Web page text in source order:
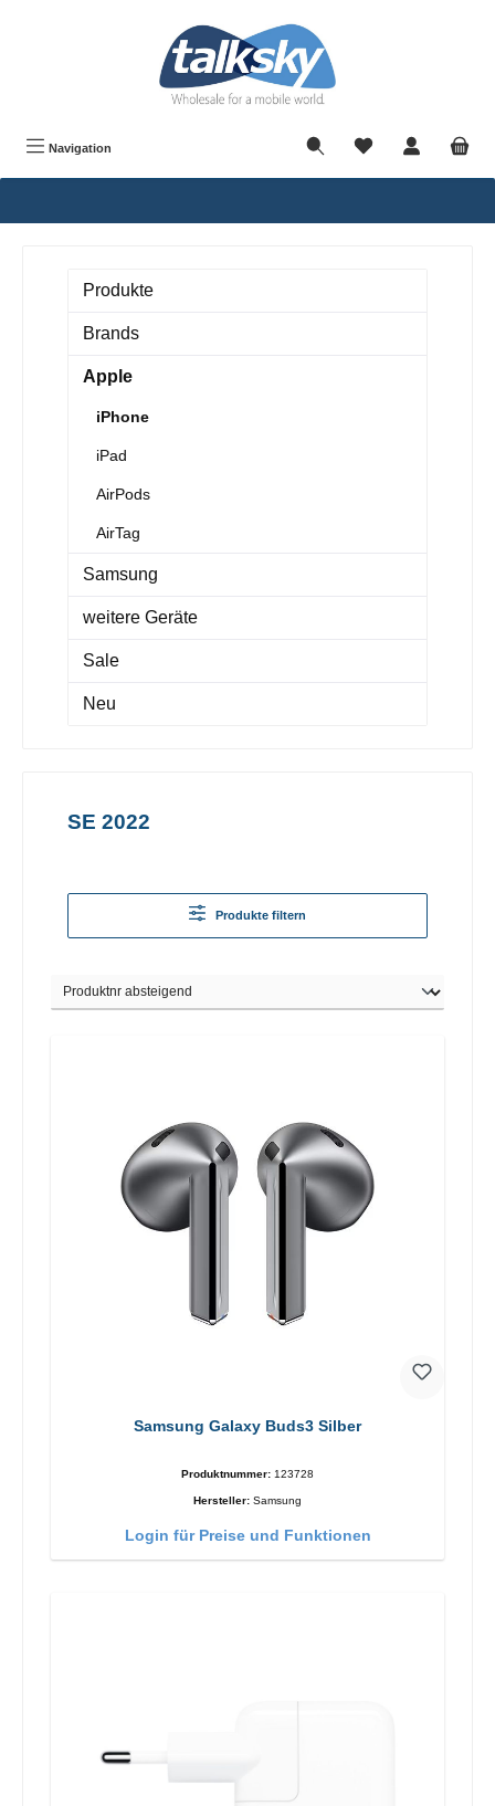
Navigation
Produkte
Brands
Apple
iPhone
iPad
AirPods
AirTag
Samsung
weitere Geräte
Sale
Neu
SE 2022
Produkte filtern
Samsung Galaxy Buds3 Silber
Produktnummer: 123728
Hersteller: Samsung
Login für Preise und Funktionen